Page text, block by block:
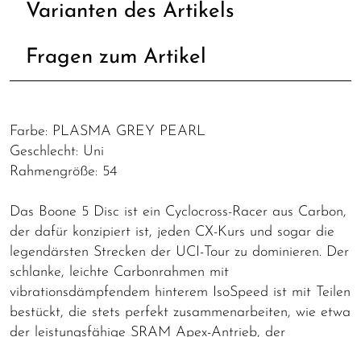
Varianten des Artikels
Fragen zum Artikel
Farbe: PLASMA GREY PEARL
Geschlecht: Uni
Rahmengröße: 54
Das Boone 5 Disc ist ein Cyclocross-Racer aus Carbon,
der dafür konzipiert ist, jeden CX-Kurs und sogar die
legendärsten Strecken der UCI-Tour zu dominieren. Der
schlanke, leichte Carbonrahmen mit
vibrationsdämpfendem hinterem IsoSpeed ist mit Teilen
bestückt, die stets perfekt zusammenarbeiten, wie etwa
der leistungsfähige SRAM Apex-Antrieb, der